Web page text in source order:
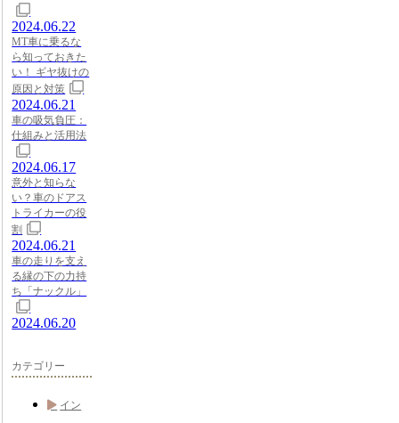
2024.06.22
MT車に乗るな
ら知っておきた
い！ ギヤ抜けの
原因と対策
2024.06.21
車の吸気負圧：
仕組みと活用法
2024.06.17
意外と知らな
い？車のドアス
トライカーの役
割
2024.06.21
車の走りを支え
る縁の下の力持
ち「ナックル」
2024.06.20
カテゴリー
イン